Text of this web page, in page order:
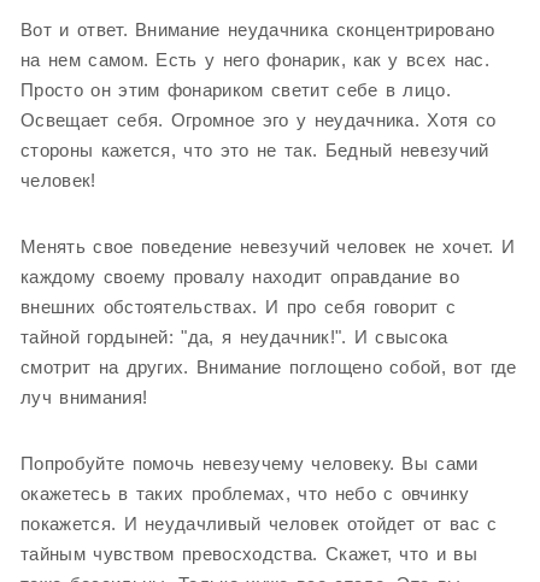
Вот и ответ. Внимание неудачника сконцентрировано
на нем самом. Есть у него фонарик, как у всех нас.
Просто он этим фонариком светит себе в лицо.
Освещает себя. Огромное эго у неудачника. Хотя со
стороны кажется, что это не так. Бедный невезучий
человек!
Менять свое поведение невезучий человек не хочет. И
каждому своему провалу находит оправдание во
внешних обстоятельствах. И про себя говорит с
тайной гордыней: "да, я неудачник!". И свысока
смотрит на других. Внимание поглощено собой, вот где
луч внимания!
Попробуйте помочь невезучему человеку. Вы сами
окажетесь в таких проблемах, что небо с овчинку
покажется. И неудачливый человек отойдет от вас с
тайным чувством превосходства. Скажет, что и вы